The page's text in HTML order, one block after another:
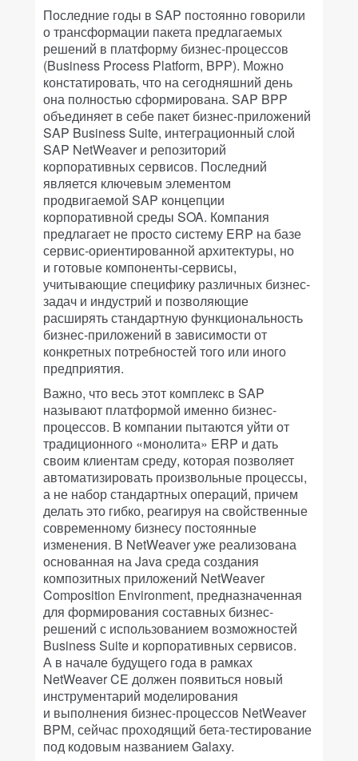
Последние годы в SAP постоянно говорили
о трансформации пакета предлагаемых
решений в платформу бизнес-процессов
(Business Process Platform, BPP). Можно
констатировать, что на сегодняшний день
она полностью сформирована. SAP BPP
объединяет в себе пакет бизнес-приложений
SAP Business Suite, интеграционный слой
SAP NetWeaver и репозиторий
корпоративных сервисов. Последний
является ключевым элементом
продвигаемой SAP концепции
корпоративной среды SOA. Компания
предлагает не просто систему ERP на базе
сервис-ориентированной архитектуры, но
и готовые компоненты-сервисы,
учитывающие специфику различных бизнес-
задач и индустрий и позволяющие
расширять стандартную функциональность
бизнес-приложений в зависимости от
конкретных потребностей того или иного
предприятия.
Важно, что весь этот комплекс в SAP
называют платформой именно бизнес-
процессов. В компании пытаются уйти от
традиционного «монолита» ERP и дать
своим клиентам среду, которая позволяет
автоматизировать произвольные процессы,
а не набор стандартных операций, причем
делать это гибко, реагируя на свойственные
современному бизнесу постоянные
изменения. В NetWeaver уже реализована
основанная на Java среда создания
композитных приложений NetWeaver
Composition Environment, предназначенная
для формирования составных бизнес-
решений с использованием возможностей
Business Suite и корпоративных сервисов.
А в начале будущего года в рамках
NetWeaver CE должен появиться новый
инструментарий моделирования
и выполнения бизнес-процессов NetWeaver
BPM, сейчас проходящий бета-тестирование
под кодовым названием Galaxy.